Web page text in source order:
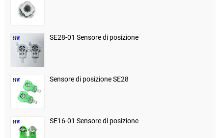
SE28-01 Sensore di posizione
Sensore di posizione SE28
SE16-01 Sensore di posizione